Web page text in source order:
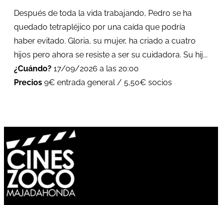
Después de toda la vida trabajando, Pedro se ha
quedado tetrapléjico por una caída que podría
haber evitado. Gloria, su mujer, ha criado a cuatro
hijos pero ahora se resiste a ser su cuidadora. Su hij...
¿Cuándo? 17/09/2026 a las 20:00
Precios 9€ entrada general / 5,50€ socios